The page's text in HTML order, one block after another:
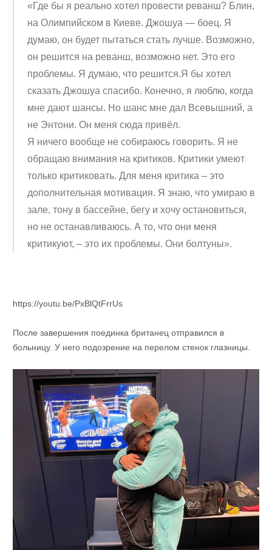
«Где бы я реально хотел провести реванш? Блин,
на Олимпийском в Киеве. Джошуа — боец. Я
думаю, он будет пытаться стать лучше. Возможно,
он решится на реванш, возможно нет. Это его
проблемы. Я думаю, что решится.Я бы хотел
сказать Джошуа спасибо. Конечно, я люблю, когда
мне дают шансы. Но шанс мне дал Всевышний, а
не Энтони. Он меня сюда привёл.
Я ничего вообще не собираюсь говорить. Я не
обращаю внимания на критиков. Критики умеют
только критиковать. Для меня критика – это
дополнительная мотивация. Я знаю, что умираю в
зале, тону в бассейне, бегу и хочу остановиться,
но не останавливаюсь. А то, что они меня
критикуют, – это их проблемы. Они болтуны».
https://youtu.be/PxBlQtFrrUs
После завершения поединка британец отправился в
больницу. У него подозрение на перелом стенок глазницы.